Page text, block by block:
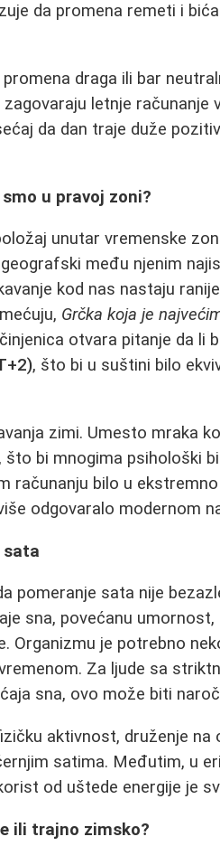
da promena remeti i
draga ili bar
zagovaraju letnje računanje
da dan traje duže
u pravoj zoni?
unutar vremenske
geografski među njenim
kod nas nastaju
Grčka koja je
otvara pitanje da li
, što bi u suštini bilo
zimi. Umesto mraka
bi mnogima psihološki
računanju bilo u
odgovaralo modernom
sata
pomeranje sata nije
sna, povećanu umornost,
Organizmu je potrebno
Za ljude sa
sna, ovo može biti
aktivnost, druženje na
satima. Međutim, u
od uštede energije je
ili trajno zimsko?